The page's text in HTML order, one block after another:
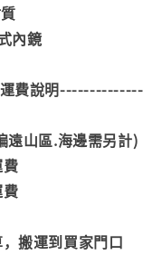
內鏡
費說明
遠山區.海邊需另計)
搬運到買家門口